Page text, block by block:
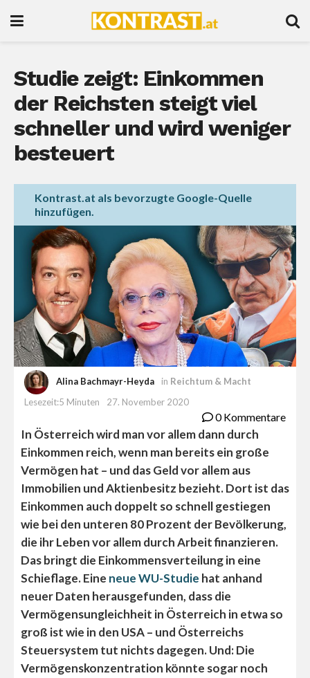
Studie zeigt: Einkommen
der Reichsten steigt viel
schneller und wird weniger
besteuert
Kontrast.at als bevorzugte Google-Quelle
hinzufügen.
Alina Bachmayr-Heyda in Reichtum & Macht
Lesezeit:5 Minuten
27. November 2020
0 Kommentare
In Österreich wird man vor allem dann durch
Einkommen reich, wenn man bereits ein große
Vermögen hat – und das Geld vor allem aus
Immobilien und Aktienbesitz bezieht. Dort ist das
Einkommen auch doppelt so schnell gestiegen
wie bei den unteren 80 Prozent der Bevölkerung,
die ihr Leben vor allem durch Arbeit finanzieren.
Das bringt die Einkommensverteilung in eine
Schieflage. Eine neue WU-Studie hat anhand
neuer Daten herausgefunden, dass die
Vermögensungleichheit in Österreich in etwa so
groß ist wie in den USA – und Österreichs
Steuersystem tut nichts dagegen. Und: Die
Vermögenskonzentration könnte sogar noch